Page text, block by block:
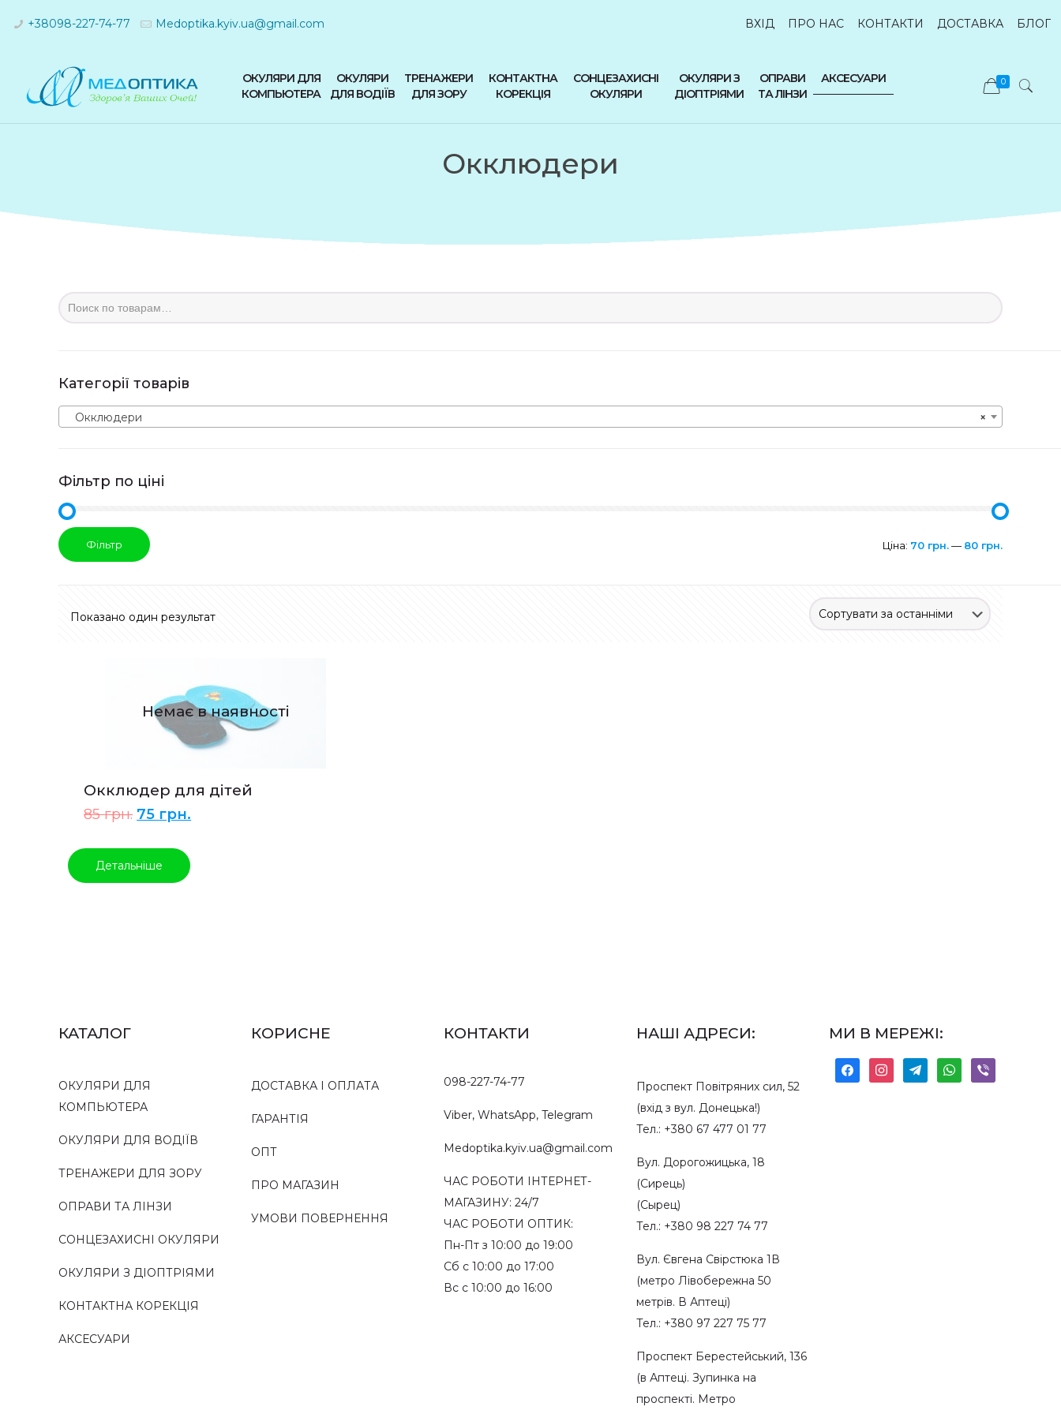
+38098-227-74-77 Medoptika.kyiv.ua@gmail.com ВХІД ПРО НАС КОНТАКТИ ДОСТАВКА БЛОГ
ОКУЛЯРИ ДЛЯ
КОМПЬЮТЕРА
ОКУЛЯРИ
ДЛЯ ВОДІЇВ
ТРЕНАЖЕРИ
ДЛЯ ЗОРУ
КОНТАКТНА
КОРЕКЦІЯ
СОНЦЕЗАХИСНІ
ОКУЛЯРИ
ОКУЛЯРИ З
ДІОПТРІЯМИ
ОПРАВИ
ТА ЛІНЗИ
АКСЕСУАРИ 0
Окклюдери
Категорії товарів
×
Окклюдери
Фільтр по ціні
Фільтр Ціна: 70 грн.— 80 грн.
Показано один результат
Немає в наявності
Окклюдер для дітей
85грн. 75 грн.
Детальніше
КАТАЛОГ
ОКУЛЯРИ ДЛЯ
КОМПЬЮТЕРА
ОКУЛЯРИ ДЛЯ ВОДІЇВ
ТРЕНАЖЕРИ ДЛЯ ЗОРУ
ОПРАВИ ТА ЛІНЗИ
СОНЦЕЗАХИСНІ ОКУЛЯРИ
ОКУЛЯРИ З ДІОПТРІЯМИ
КОНТАКТНА КОРЕКЦІЯ
АКСЕСУАРИ
КОРИСНЕ
ДОСТАВКА І ОПЛАТА
ГАРАНТІЯ
ОПТ
ПРО МАГАЗИН
УМОВИ ПОВЕРНЕННЯ
КОНТАКТИ
098-227-74-77
Viber, WhatsApp, Telegram
Medoptika.kyiv.ua@gmail.com
ЧАС РОБОТИ ІНТЕРНЕТ-
МАГАЗИНУ: 24/7
ЧАС РОБОТИ ОПТИК:
Пн-Пт з 10:00 до 19:00
Сб с 10:00 до 17:00
Вс с 10:00 до 16:00
НАШІ АДРЕСИ:
Проспект Повітряних сил, 52
(вхід з вул. Донецька!)
Тел.: +380 67 477 01 77
Вул. Дорогожицька, 18
(Сирець)
(Сырец)
Тел.: +380 98 227 74 77
Вул. Євгена Свірстюка 1В
(метро Лівобережна 50
метрів. В Аптеці)
Тел.: +380 97 227 75 77
Проспект Берестейський, 136
(в Аптеці. Зупинка на
проспекті. Метро
МИ В МЕРЕЖІ:
facebookinstagramtelegramwhatsapp
viber